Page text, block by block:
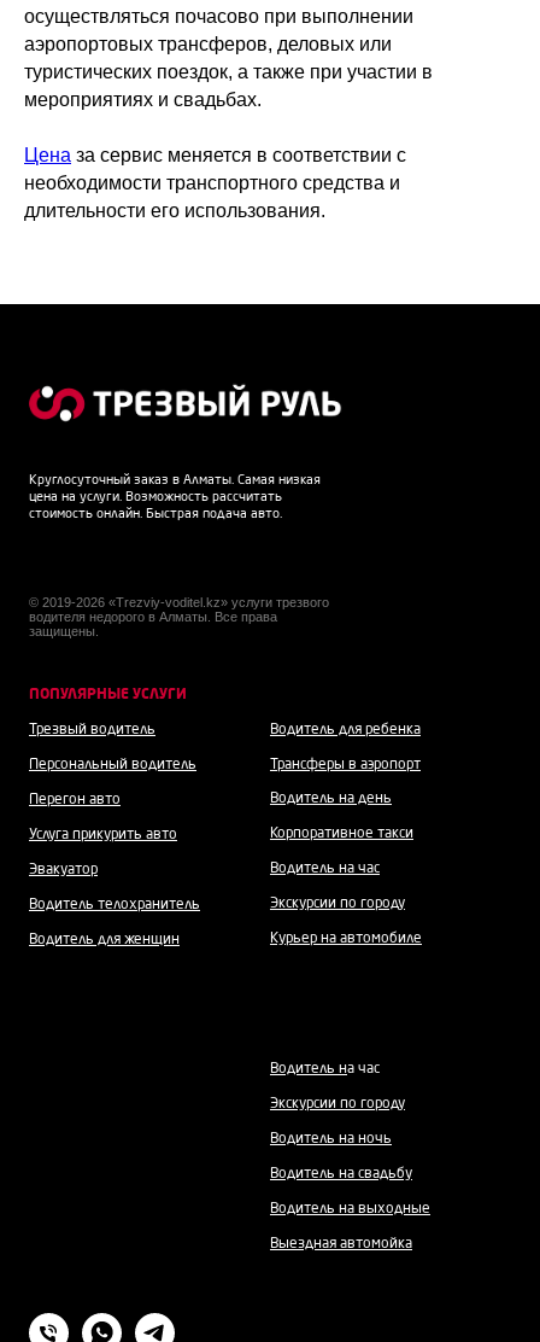
осуществляться почасово при выполнении
аэропортовых трансферов, деловых или
туристических поездок, а также при участии в
мероприятиях и свадьбах.
Цена за сервис меняется в соответствии с
необходимости транспортного средства и
длительности его использования.
Круглосуточный заказ в Алматы. Самая низкая
цена на услуги. Возможность рассчитать
стоимость онлайн. Быстрая подача авто.
© 2019-2026 «Trezviy-voditel.kz» услуги трезвого
водителя недорого в Алматы. Все права
защищены.
ПОПУЛЯРНЫЕ УСЛУГИ
Трезвый водитель
Персональный водитель
Перегон авто
Услуга прикурить авто
Эвакуатор
Водитель телохранитель
Водитель для женщин
Водитель для ребенка
Трансферы в аэропорт
Водитель на день
Корпоративное такси
Водитель на час
Экскурсии по городу
Курьер на автомобиле
Водитель на час
Экскурсии по городу
Водитель на ночь
Водитель на свадьбу
Водитель на выходные
Выездная автомойка